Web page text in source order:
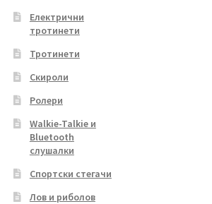
Електрични
тротинети
Тротинети
Скироли
Ролери
Walkie-Talkie и
Bluetooth
слушалки
Спортски стегачи
Лов и риболов